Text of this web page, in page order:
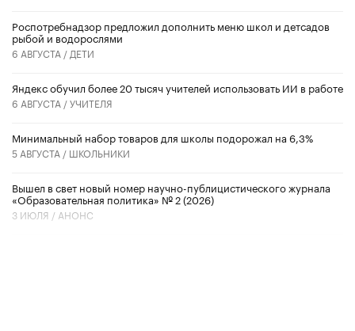
Роспотребнадзор предложил дополнить меню школ и детсадов
рыбой и водорослями
6 АВГУСТА / ДЕТИ
​Яндекс обучил более 20 тысяч учителей использовать ИИ в работе
6 АВГУСТА /УЧИТЕЛЯ
Минимальный набор товаров для школы подорожал на 6,3%
5 АВГУСТА / ШКОЛЬНИКИ
Вышел в свет новый номер научно-публицистического журнала
«Образовательная политика» № 2 (2026)
3 ИЮЛЯ / АНОНС